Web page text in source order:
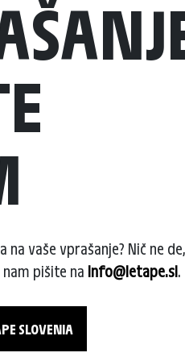
na vaše vprašanje? Nič ne de,
pišite na info@letape.si.
SLOVENIA